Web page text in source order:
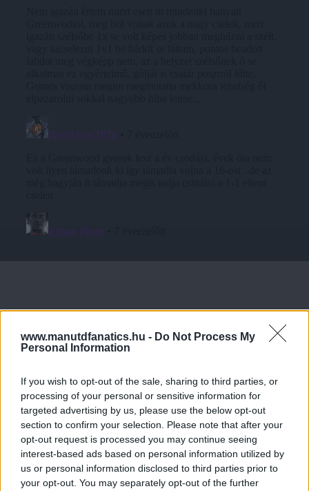
www.manutdfanatics.hu - Do Not Process My
Personal Information
If you wish to opt-out of the sale, sharing to third parties, or
processing of your personal or sensitive information for
targeted advertising by us, please use the below opt-out
section to confirm your selection. Please note that after your
opt-out request is processed you may continue seeing
interest-based ads based on personal information utilized by
us or personal information disclosed to third parties prior to
your opt-out. You may separately opt-out of the further